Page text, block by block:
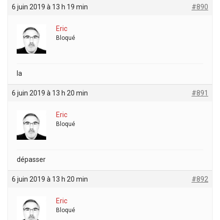
6 juin 2019 à 13 h 19 min #890
Eric
Bloqué
la
6 juin 2019 à 13 h 20 min #891
Eric
Bloqué
dépasser
6 juin 2019 à 13 h 20 min #892
Eric
Bloqué